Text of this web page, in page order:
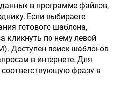
в программе файлов,
Если выбираете
готового шаблона,
кликнуть по нему левой
Доступен поиск шаблонов
в интернете. Для
соответствующую фразу в